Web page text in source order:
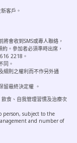
客戶。
會收到SMS或專人聯絡，
。參加者必須準時出席，
2218。
同。
細則之權利而不作另外通
留最終決定權 。
食、自我管理習慣及治療次
person, subject to the
and number of